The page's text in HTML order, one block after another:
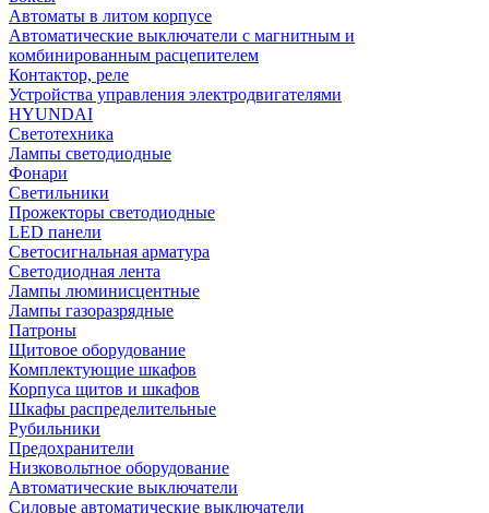
Автоматы в литом корпусе
Автоматические выключатели с магнитным и
комбинированным расцепителем
Контактор, реле
Устройства управления электродвигателями
HYUNDAI
Светотехника
Лампы светодиодные
Фонари
Светильники
Прожекторы светодиодные
LED панели
Светосигнальная арматура
Светодиодная лента
Лампы люминисцентные
Лампы газоразрядные
Патроны
Щитовое оборудование
Комплектующие шкафов
Корпуса щитов и шкафов
Шкафы распределительные
Рубильники
Предохранители
Низковольтное оборудование
Автоматические выключатели
Силовые автоматические выключатели